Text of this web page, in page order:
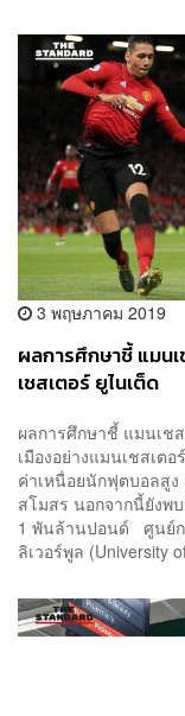
3 พฤษภาคม 2019
ผลการศึกษาชี้ แมน
เชสเตอร์ ยูไนเต็ด
ผลการศึกษาชี้ แมนเช
เมืองอย่างแมนเชสเต
ค่าเหนื่อยนักฟุตบอลสูง
สโมสร นอกจากนี้ยังพ
1 พันล้านปอนด์ ศูนย์ก
ลิเวอร์พูล (University